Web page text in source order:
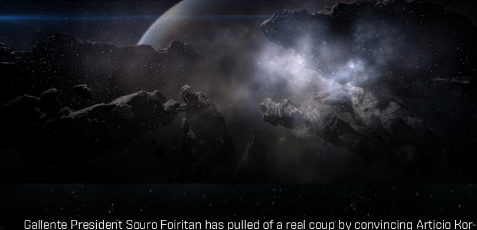
Gallente President Souro Foiritan has pulled of a real coup by convincing Articio Kor-